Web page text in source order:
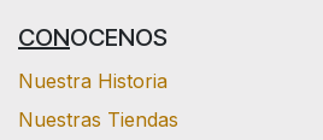
CONOCENOS
Nuestra Historia
Nuestras Tiendas